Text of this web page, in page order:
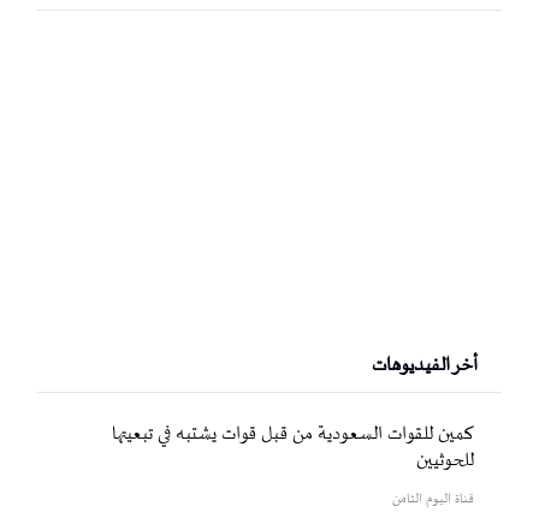
أخر الفيديوهات
كمين للقوات السعودية من قبل قوات يشتبه في تبعيتها
للحوثيين
قناة اليوم الثامن